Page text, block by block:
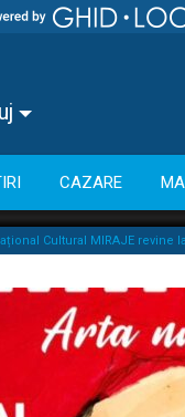
CAZARE
Cultural MIRAJE